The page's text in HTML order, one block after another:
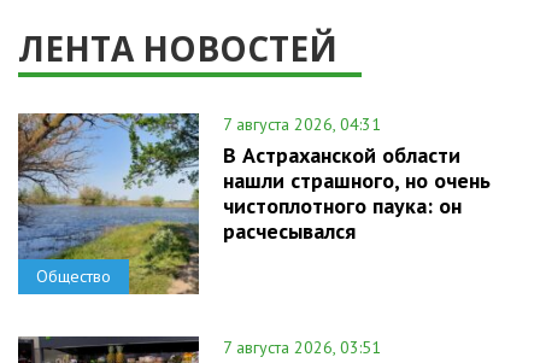
ЛЕНТА НОВОСТЕЙ
Общество
7 августа 2026, 04:31
В Астраханской области
нашли страшного, но очень
чистоплотного паука: он
расчесывался
7 августа 2026, 03:51